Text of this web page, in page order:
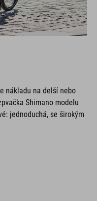
nákladu na delší nebo
Shimano modelu
jednoduchá, se širokým